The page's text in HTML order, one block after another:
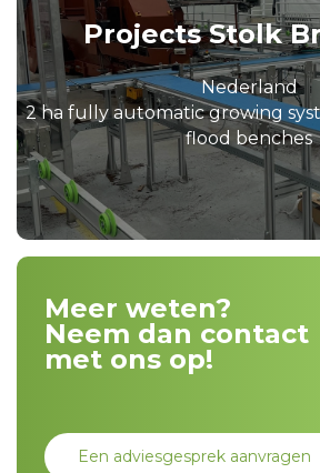
Projects Stolk
Nederland
2 ha fully automatic growing
flood benches
Meer weten?
Neem dan contact
met ons op!
Een adviesgesprek aanvragen